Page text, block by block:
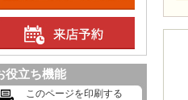
役立ち機能
このページを印刷する